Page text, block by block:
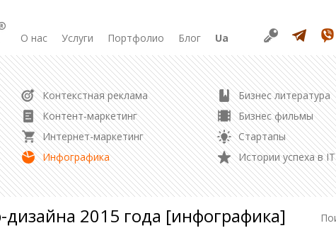
О нас Услуги Портфолио Блог
Контекстная реклама
Контент-маркетинг
Интернет-маркетинг
Инфографика
Бизнес литература
Бизнес фильмы
Стартапы
Истории успеха в IT
Ua
Продвижение в соцсетях
Управление репутацией
Контент маркетинг
РАЗРАБОТКА
Разработка сайта
Разработка лендинга
Редизайн сайта
Создание логотипа
2015 года [инфографика]